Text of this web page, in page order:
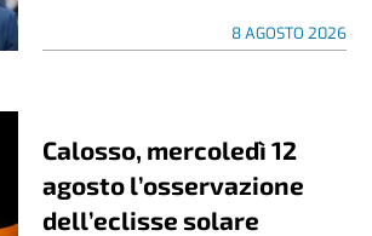
8 AGOSTO 2026
Calosso, mercoledì 12
agosto l’osservazione
dell’eclisse solare